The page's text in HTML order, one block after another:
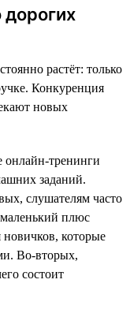
дорогих
растёт: только
Конкуренция
новых
онлайн-тренинги
заданий.
слушателям часто
плюс
которые
Во-вторых,
состоит